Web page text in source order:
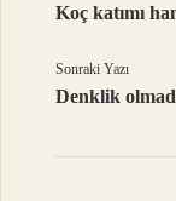
Koç katımı
Sonraki Yazı
Denklik